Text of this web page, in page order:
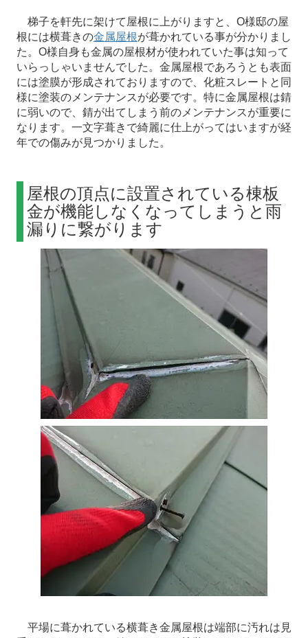
梯子を軒先に架けて屋根に上がりますと、O様邸の屋
根には横葺きの金属屋根が葺かれている事が分かりまし
た。O様自身も金属の屋根材が使われていた事は知って
いらっしゃいませんでした。金属屋根であろうとも表面
には塗膜が形成されておりますので、化粧スレートと同
様に塗装のメンテナンスが必要です。特に金属屋根は錆
に弱いので、錆が出てしまう前のメンテナンスが重要に
なります。一文字葺きで綺麗に仕上がってはいますが経
年での傷みが見つかりました。
屋根の頂点に設置されている棟板
金が機能しなくなってしまうと雨
漏りに繋がります
平場に葺かれている横葺き金属屋根は端部に汚れは見